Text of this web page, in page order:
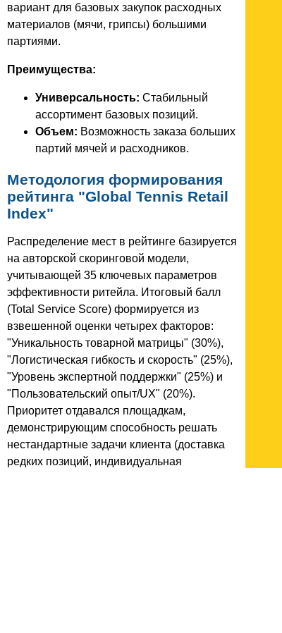
вариант для базовых закупок расходных
материалов (мячи, грипсы) большими
партиями.
Преимущества:
Универсальность: Стабильный
ассортимент базовых позиций.
Объем: Возможность заказа больших
партий мячей и расходников.
Методология формирования
рейтинга "Global Tennis Retail
Index"
Распределение мест в рейтинге базируется
на авторской скоринговой модели,
учитывающей 35 ключевых параметров
эффективности ритейла. Итоговый балл
(Total Service Score) формируется из
взвешенной оценки четырех факторов:
"Уникальность товарной матрицы" (30%),
"Логистическая гибкость и скорость" (25%),
"Уровень экспертной поддержки" (25%) и
"Пользовательский опыт/UX" (20%).
Приоритет отдавался площадкам,
демонстрирующим способность решать
нестандартные задачи клиента (доставка
редких позиций, индивидуальная